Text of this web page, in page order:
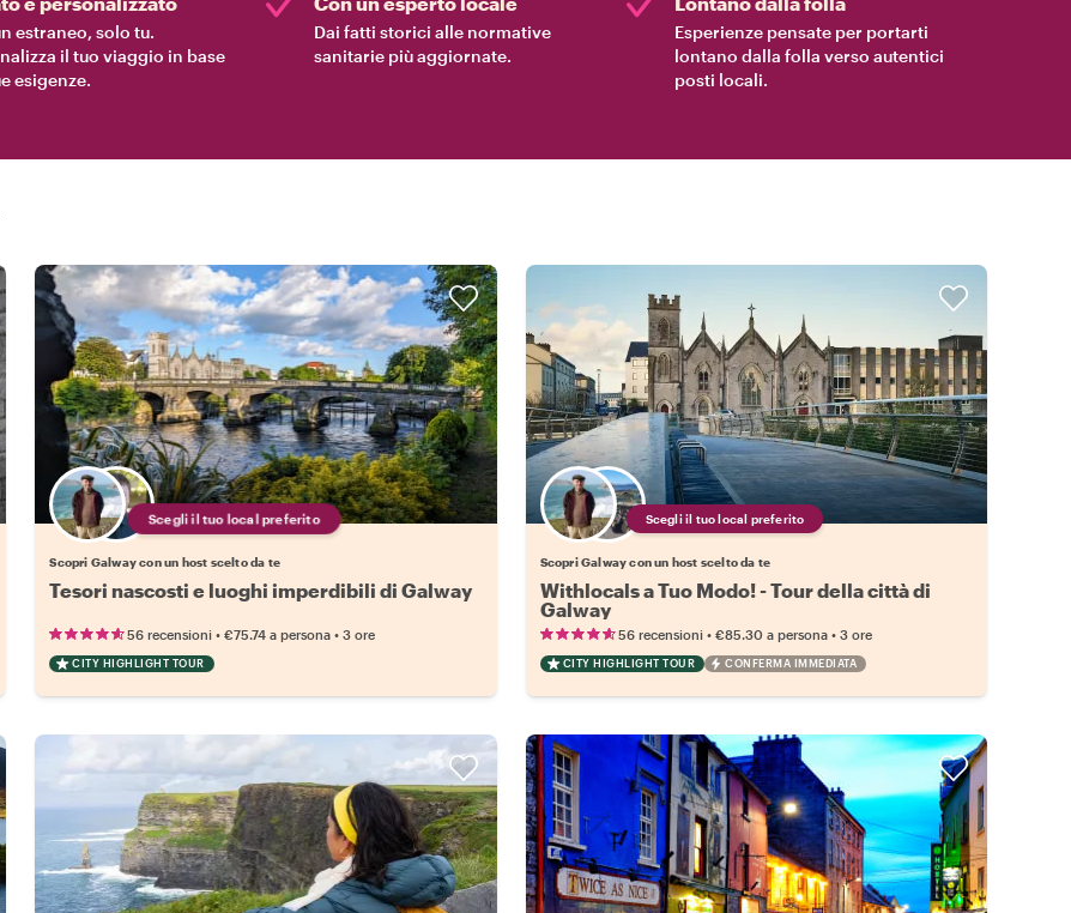
estraneo, solo tu.
il tuo viaggio in base
esigenze.
Dai fatti storici alle normative
sanitarie più aggiornate.
Esperienze pensate per portarti
lontano dalla folla verso autentici
posti locali.
Scegli il tuo local preferito
Scopri Galway con un host scelto da te
Tesori nascosti e luoghi imperdibili di Galway
56 recensioni •€75.74 a persona •3 ore
CITY HIGHLIGHT TOUR
Scegli il tuo local preferito
Scopri Galway con un host scelto da te
Withlocals a Tuo Modo! - Tour della città di
Galway
56 recensioni• €85.30 a persona• 3 ore
CITY HIGHLIGHT TOUR CONFERMA IMMEDIATA